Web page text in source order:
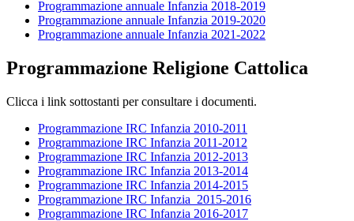
Programmazione annuale Infanzia 2018-2019
Programmazione annuale Infanzia 2019-2020
Programmazione annuale Infanzia 2021-2022
Programmazione Religione Cattolica
Clicca i link sottostanti per consultare i documenti.
Programmazione IRC Infanzia 2010-2011
Programmazione IRC Infanzia 2011-2012
Programmazione IRC Infanzia 2012-2013
Programmazione IRC Infanzia 2013-2014
Programmazione IRC Infanzia 2014-2015
Programmazione IRC Infanzia 2015-2016
Programmazione IRC Infanzia 2016-2017